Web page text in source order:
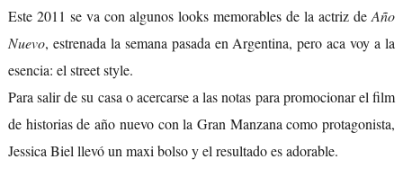
Este 2011 se va con algunos looks memorables de la actriz deAño
Nuevo, estrenada la semana pasada en Argentina, pero aca voy a la
esencia: el street style.
Para salir de su casa o acercarse a las notas para promocionar el film
de historias de año nuevo con la Gran Manzana como protagonista,
Jessica Biel llevó un maxi bolso y el resultado es adorable.